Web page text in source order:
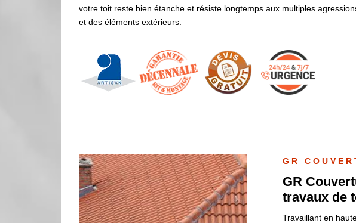
votre toit reste bien étanche et résiste longtemps aux multiples
et des éléments extérieurs.
GR
GR
travaux de
Travaillant en